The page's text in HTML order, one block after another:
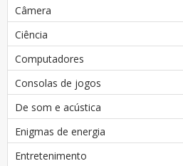
Câmera
Ciência
Computadores
Consolas de jogos
De som e acústica
Enigmas de energia
Entretenimento